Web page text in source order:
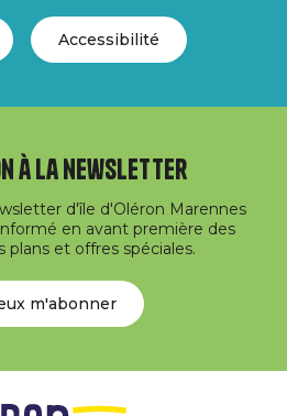
Accessibilité
à la newsletter
d'île d'Oléron Marennes
en avant première des
plans et offres spéciales.
m'abonner